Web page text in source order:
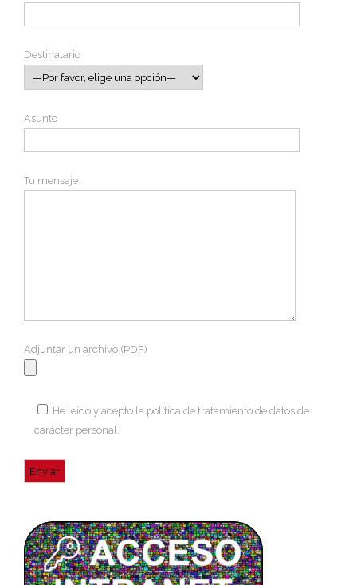
Destinatario
Asunto
Tu mensaje
Adjuntar un archivo (PDF)
He leído y acepto la política de tratamiento de datos de
carácter personal.